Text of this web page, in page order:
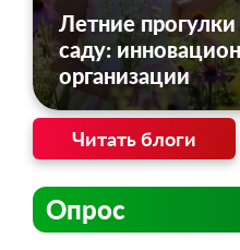
Летние
саду:
организации
Читать блоги
Опрос